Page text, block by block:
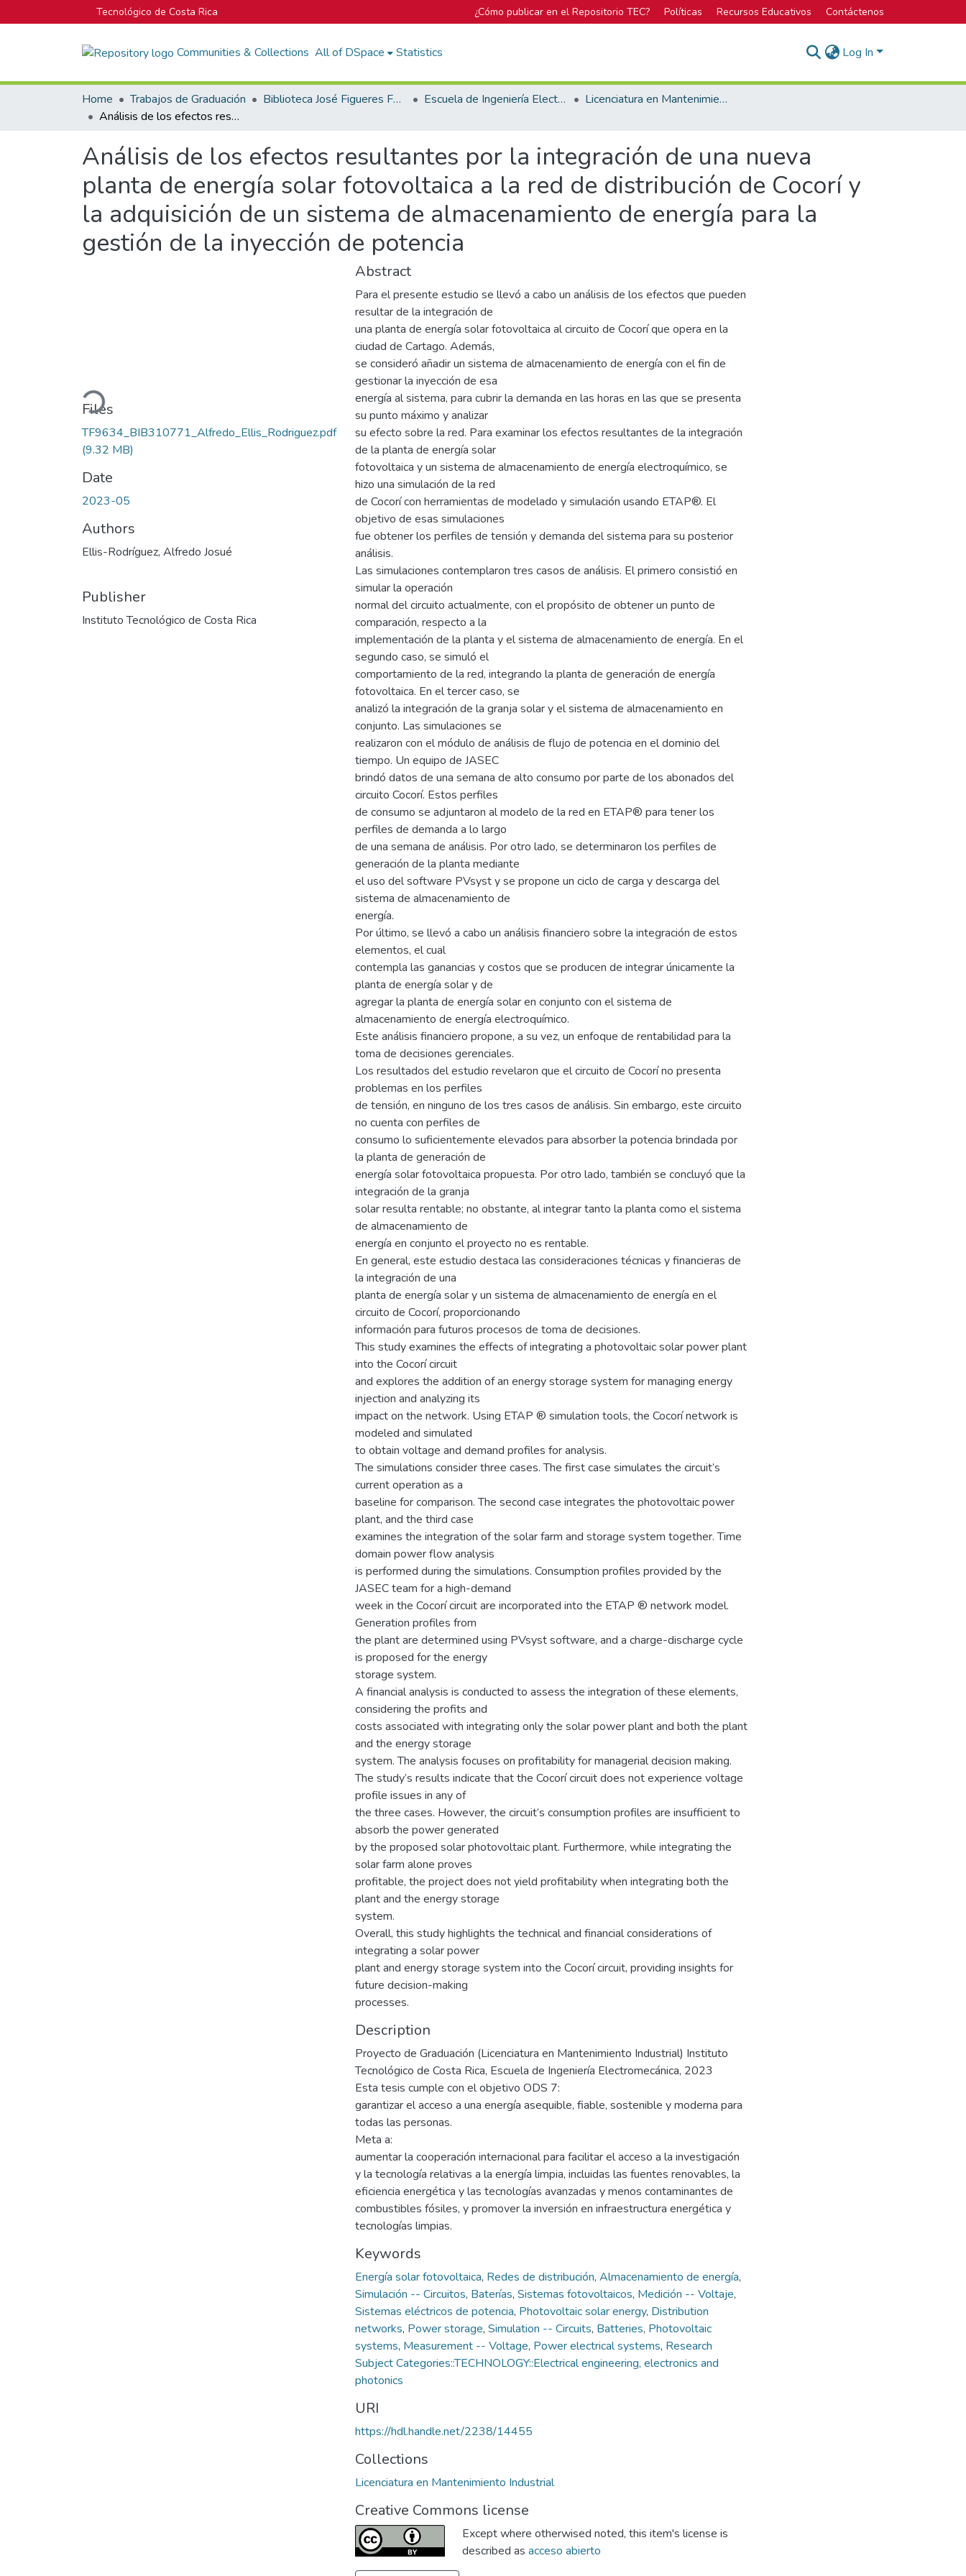
Tecnológico de Costa Rica ¿Cómo publicar en el Repositorio TEC? Políticas Recursos Educativos Contáctenos
Communities & Collections All of DSpace Statistics Log In
Home Trabajos de Graduación Biblioteca José Figueres Ferrer Escuela de Ingeniería Electromecánica
Licenciatura en Mantenimiento Industrial
Análisis de los efectos resultantes por la integración de una nueva planta de energía solar fotovoltaica a la red de distribución de Cocorí y la adquisición de un sistema de almacenamiento de energía para la gestión de la inyección de potencia
Análisis de los efectos resultantes por la integración de una nueva
planta de energía solar fotovoltaica a la red de distribución de Cocorí y
la adquisición de un sistema de almacenamiento de energía para la
gestión de la inyección de potencia
Loading...
Files
TF9634_BIB310771_Alfredo_Ellis_Rodriguez.pdf
(9.32 MB)
Date
2023-05
Authors
Ellis-Rodríguez, Alfredo Josué
Publisher
Instituto Tecnológico de Costa Rica
Abstract
Para el presente estudio se llevó a cabo un análisis de los efectos que pueden
resultar de la integración de
una planta de energía solar fotovoltaica al circuito de Cocorí que opera en la
ciudad de Cartago. Además,
se consideró añadir un sistema de almacenamiento de energía con el fin de
gestionar la inyección de esa
energía al sistema, para cubrir la demanda en las horas en las que se presenta
su punto máximo y analizar
su efecto sobre la red. Para examinar los efectos resultantes de la integración
de la planta de energía solar
fotovoltaica y un sistema de almacenamiento de energía electroquímico, se
hizo una simulación de la red
de Cocorí con herramientas de modelado y simulación usando ETAP®. El
objetivo de esas simulaciones
fue obtener los perfiles de tensión y demanda del sistema para su posterior
análisis.
Las simulaciones contemplaron tres casos de análisis. El primero consistió en
simular la operación
normal del circuito actualmente, con el propósito de obtener un punto de
comparación, respecto a la
implementación de la planta y el sistema de almacenamiento de energía. En el
segundo caso, se simuló el
comportamiento de la red, integrando la planta de generación de energía
fotovoltaica. En el tercer caso, se
analizó la integración de la granja solar y el sistema de almacenamiento en
conjunto. Las simulaciones se
realizaron con el módulo de análisis de flujo de potencia en el dominio del
tiempo. Un equipo de JASEC
brindó datos de una semana de alto consumo por parte de los abonados del
circuito Cocorí. Estos perfiles
de consumo se adjuntaron al modelo de la red en ETAP® para tener los
perfiles de demanda a lo largo
de una semana de análisis. Por otro lado, se determinaron los perfiles de
generación de la planta mediante
el uso del software PVsyst y se propone un ciclo de carga y descarga del
sistema de almacenamiento de
energía.
Por último, se llevó a cabo un análisis financiero sobre la integración de estos
elementos, el cual
contempla las ganancias y costos que se producen de integrar únicamente la
planta de energía solar y de
agregar la planta de energía solar en conjunto con el sistema de
almacenamiento de energía electroquímico.
Este análisis financiero propone, a su vez, un enfoque de rentabilidad para la
toma de decisiones gerenciales.
Los resultados del estudio revelaron que el circuito de Cocorí no presenta
problemas en los perfiles
de tensión, en ninguno de los tres casos de análisis. Sin embargo, este circuito
no cuenta con perfiles de
consumo lo suficientemente elevados para absorber la potencia brindada por
la planta de generación de
energía solar fotovoltaica propuesta. Por otro lado, también se concluyó que la
integración de la granja
solar resulta rentable; no obstante, al integrar tanto la planta como el sistema
de almacenamiento de
energía en conjunto el proyecto no es rentable.
En general, este estudio destaca las consideraciones técnicas y financieras de
la integración de una
planta de energía solar y un sistema de almacenamiento de energía en el
circuito de Cocorí, proporcionando
información para futuros procesos de toma de decisiones.
This study examines the effects of integrating a photovoltaic solar power plant
into the Cocorí circuit
and explores the addition of an energy storage system for managing energy
injection and analyzing its
impact on the network. Using ETAP ® simulation tools, the Cocorí network is
modeled and simulated
to obtain voltage and demand profiles for analysis.
The simulations consider three cases. The first case simulates the circuit’s
current operation as a
baseline for comparison. The second case integrates the photovoltaic power
plant, and the third case
examines the integration of the solar farm and storage system together. Time
domain power flow analysis
is performed during the simulations. Consumption profiles provided by the
JASEC team for a high-demand
week in the Cocorí circuit are incorporated into the ETAP ® network model.
Generation profiles from
the plant are determined using PVsyst software, and a charge-discharge cycle
is proposed for the energy
storage system.
A financial analysis is conducted to assess the integration of these elements,
considering the profits and
costs associated with integrating only the solar power plant and both the plant
and the energy storage
system. The analysis focuses on profitability for managerial decision making.
The study’s results indicate that the Cocorí circuit does not experience voltage
profile issues in any of
the three cases. However, the circuit’s consumption profiles are insufficient to
absorb the power generated
by the proposed solar photovoltaic plant. Furthermore, while integrating the
solar farm alone proves
profitable, the project does not yield profitability when integrating both the
plant and the energy storage
system.
Overall, this study highlights the technical and financial considerations of
integrating a solar power
plant and energy storage system into the Cocorí circuit, providing insights for
future decision-making
processes.
Description
Proyecto de Graduación (Licenciatura en Mantenimiento Industrial) Instituto
Tecnológico de Costa Rica, Escuela de Ingeniería Electromecánica, 2023
Esta tesis cumple con el objetivo ODS 7:
garantizar el acceso a una energía asequible, fiable, sostenible y moderna para
todas las personas.
Meta a:
aumentar la cooperación internacional para facilitar el acceso a la investigación
y la tecnología relativas a la energía limpia, incluidas las fuentes renovables, la
eficiencia energética y las tecnologías avanzadas y menos contaminantes de
combustibles fósiles, y promover la inversión en infraestructura energética y
tecnologías limpias.
Keywords
Energía solar fotovoltaica, Redes de distribución, Almacenamiento de energía,
Simulación -- Circuitos, Baterías, Sistemas fotovoltaicos, Medición -- Voltaje,
Sistemas eléctricos de potencia, Photovoltaic solar energy, Distribution
networks, Power storage, Simulation -- Circuits, Batteries, Photovoltaic
systems, Measurement -- Voltage, Power electrical systems, Research
Subject Categories::TECHNOLOGY::Electrical engineering, electronics and
photonics
URI
https://hdl.handle.net/2238/14455
Collections
Licenciatura en Mantenimiento Industrial
Creative Commons license
Except where otherwised noted, this item's license is
described as acceso abierto